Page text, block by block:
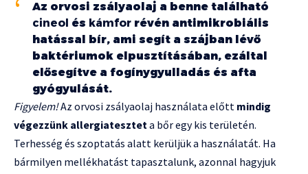
Az orvosi zsályaolaj a benne található
cineol és kámfor révén antimikrobiális
hatással bír, ami segít a szájban lévő
baktériumok elpusztításában, ezáltal
elősegítve a fogínygyulladás és afta
gyógyulását.
Figyelem!Az orvosi zsályaolaj használata előtt mindig
végezzünk allergiateszteta bőr egy kis területén.
Terhesség és szoptatás alatt kerüljük a használatát. Ha
bármilyen mellékhatást tapasztalunk, azonnal hagyjuk